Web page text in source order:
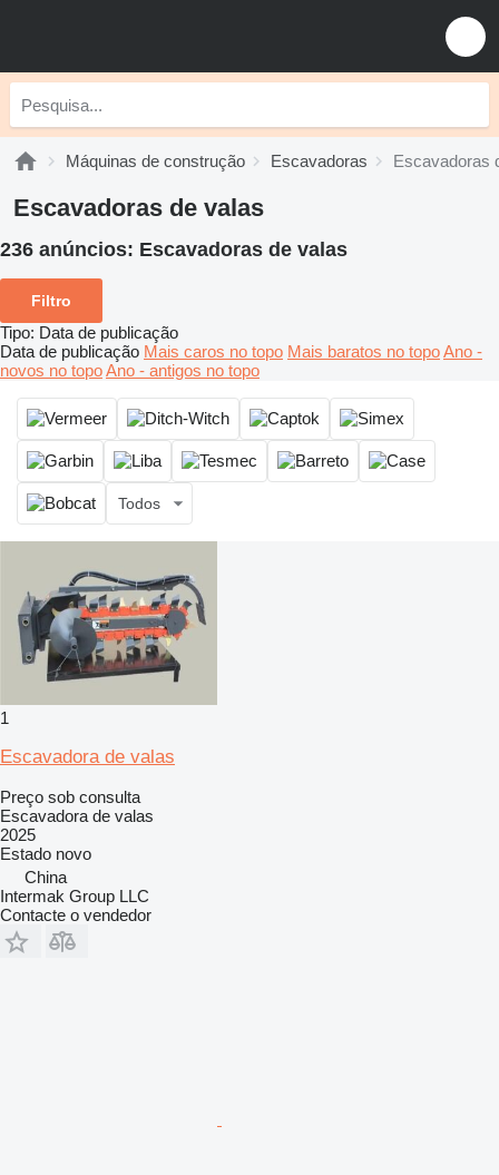
Máquinas de construção Escavadoras Escavadoras
Escavadoras de valas
236 anúncios: Escavadoras de valas
Filtro
Tipo: Data de publicação
Data de publicação Mais caros no topo Mais baratos no topoAno -
novos no topoAno - antigos no topo
Todos
1
Escavadora de valas
Preço sob consulta
Escavadora de valas
2025
Estado novo
China
Intermak Group LLC
Contacte o vendedor